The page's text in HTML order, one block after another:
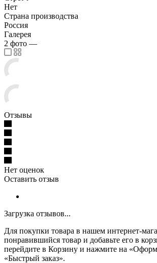
Нет
Страна производства
Россия
Галерея
2 фото —
Отзывы
Нет оценок
Оставить отзыв
Загрузка отзывов...
Для покупки товара в нашем интернет-
понравившийся товар и добавьте его в
перейдите в Корзину и нажмите на
«Быстрый заказ».